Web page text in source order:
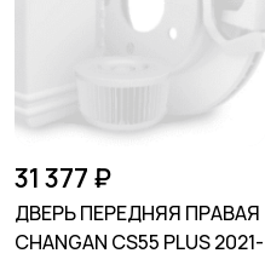
31 377 ₽
ДВЕРЬ ПЕРЕДНЯЯ ПРАВАЯ
CHANGAN CS55 PLUS 2021-